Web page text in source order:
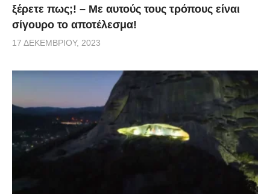
ξέρετε πως;! – Με αυτούς τους τρόπους είναι
σίγουρο το αποτέλεσμα!
17 ΔΕΚΕΜΒΡΊΟΥ, 2023